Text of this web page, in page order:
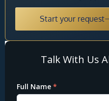
Start your request